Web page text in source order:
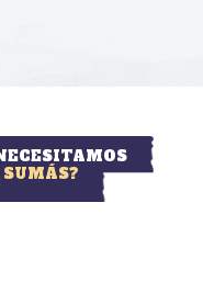
SUMÁS?